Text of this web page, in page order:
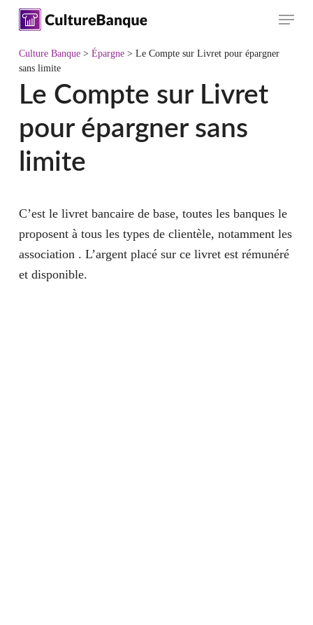
Skip
main
content
Menu
Culture Banque> Épargne> Le Compte sur Livret pour épargner
sans limite
Le Compte sur Livret
pour épargner sans
limite
C’est le livret bancaire de base, toutes les banques le
proposent à tous les types de clientèle, notamment les
association . L’argent placé sur ce livret est rémunéré
et disponible.